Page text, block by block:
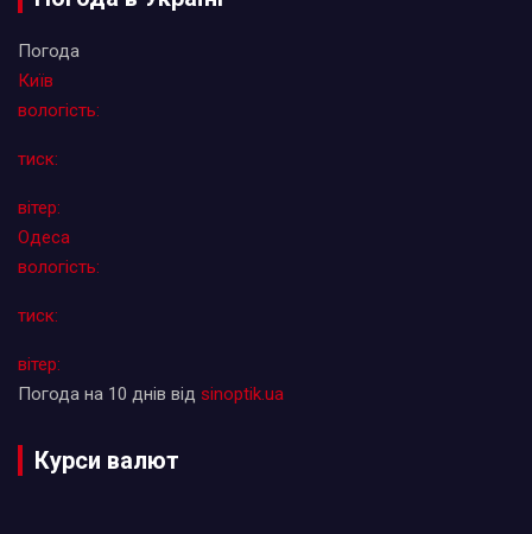
Погода
Київ
вологість:
тиск:
вітер:
Одеса
вологість:
тиск:
вітер:
Погода на 10 днів від sinoptik.ua
Курси валют